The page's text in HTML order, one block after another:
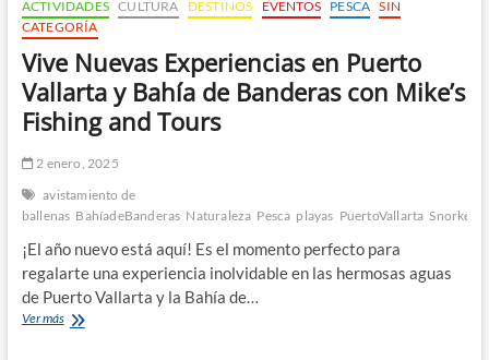
ACTIVIDADES CULTURA DESTINOS EVENTOS PESCA SIN
CATEGORÍA
Vive Nuevas Experiencias en Puerto
Vallarta y Bahía de Banderas con Mike’s
Fishing and Tours
2 enero, 2025
avistamiento de
ballenas BahíadeBanderas Naturaleza Pesca playas PuertoVallarta
¡El año nuevo está aquí! Es el momento perfecto para
regalarte una experiencia inolvidable en las hermosas aguas
de Puerto Vallarta y la Bahía de…
Ver másVive